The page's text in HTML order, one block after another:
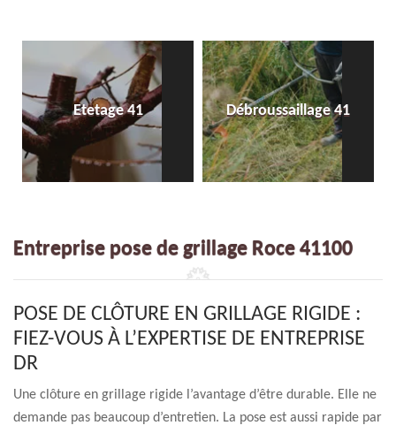
Etetage 41 Débroussaillage 41
Entreprise pose de grillage Roce 41100
POSE DE CLÔTURE EN GRILLAGE RIGIDE :
FIEZ-VOUS À L’EXPERTISE DE ENTREPRISE
DR
Une clôture en grillage rigide l’avantage d’être durable. Elle ne
demande pas beaucoup d’entretien. La pose est aussi rapide par